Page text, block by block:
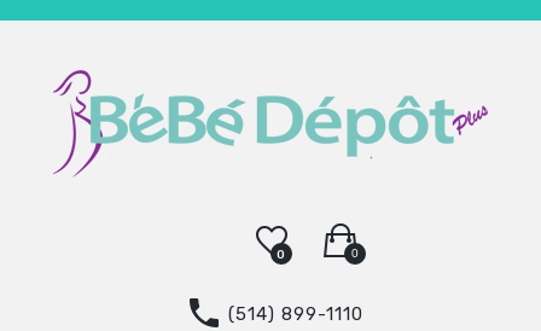
0
0
(514) 899-1110